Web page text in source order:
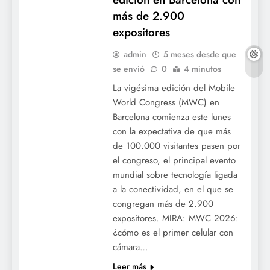
más de 2.900
expositores
admin
5 meses desde que
se envió
0 4 minutos
La vigésima edición del Mobile
World Congress (MWC) en
Barcelona comienza este lunes
con la expectativa de que más
de 100.000 visitantes pasen por
el congreso, el principal evento
mundial sobre tecnología ligada
a la conectividad, en el que se
congregan más de 2.900
expositores. MIRA: MWC 2026:
¿cómo es el primer celular con
cámara…
Leer más